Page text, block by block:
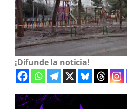
¡Difunde la noticia!